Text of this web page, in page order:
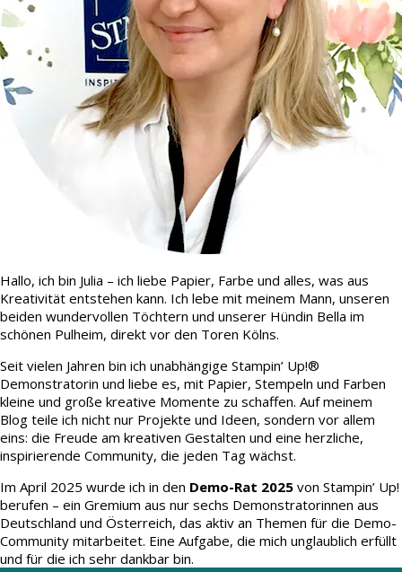
Hallo, ich bin Julia – ich liebe Papier, Farbe und alles, was aus
Kreativität entstehen kann. Ich lebe mit meinem Mann, unseren
beiden wundervollen Töchtern und unserer Hündin Bella im
schönen Pulheim, direkt vor den Toren Kölns.
Seit vielen Jahren bin ich unabhängige Stampin’ Up!®
Demonstratorin und liebe es, mit Papier, Stempeln und Farben
kleine und große kreative Momente zu schaffen. Auf meinem
Blog teile ich nicht nur Projekte und Ideen, sondern vor allem
eins: die Freude am kreativen Gestalten und eine herzliche,
inspirierende Community, die jeden Tag wächst.
Im April 2025 wurde ich in den Demo-Rat 2025 von Stampin’ Up!
berufen – ein Gremium aus nur sechs Demonstratorinnen aus
Deutschland und Österreich, das aktiv an Themen für die Demo-
Community mitarbeitet. Eine Aufgabe, die mich unglaublich erfüllt
und für die ich sehr dankbar bin.